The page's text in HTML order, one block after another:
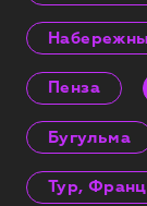
Пенза
Бугульма
Тур,